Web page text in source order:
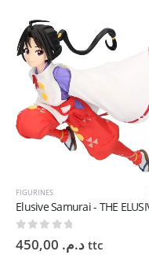
FIGURINES
0 sur 5 د.م. ttc